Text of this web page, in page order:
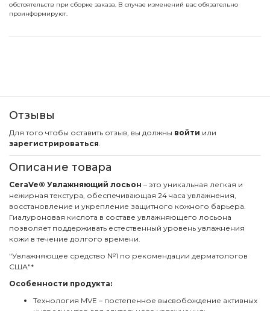
обстоятельств при сборке заказа. В случае изменений вас обязательно
проинформируют.
Отзывы
Для того чтобы оставить отзыв, вы должны войти или
зарегистрироваться.
Описание товара
CeraVe® Увлажняющий лосьон – это уникальная легкая и
нежирная текстура, обеспечивающая 24 часа увлажнения,
восстановление и укрепление защитного кожного барьера.
Гиалуроновая кислота в составе увлажняющего лосьона
позволяет поддерживать естественный уровень увлажнения
кожи в течение долгого времени.
"Увлажняющее средство №1 по рекомендации дерматологов
США"*
Особенности продукта:
Технология MVE – постепенное высвобождение активных